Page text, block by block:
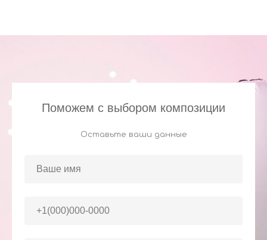
Поможем с выбором композиции
Оставьте ваши данные